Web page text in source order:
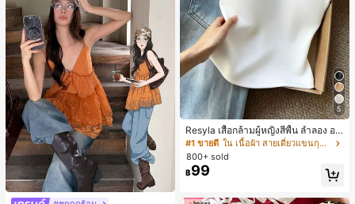
5
Resyla เสื้อกล้ามผู้หญิงสีพื้น ลำลอง อเ
นกประสงค์ เหมาะสำหรับใส่ซ้อนหรือใส่
เดี่ยว
#1 ขายดี
ใน เนื้อผ้า สายเดี่ยวแขนกุดสีสดใส
800+ sold
฿99